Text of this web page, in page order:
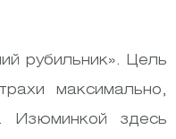
рубильник». Цель
максимально,
Изюминкой здесь